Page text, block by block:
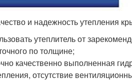
и надежность утепления
утеплитель от
по толщине;
качественно выполненная
отсутствие